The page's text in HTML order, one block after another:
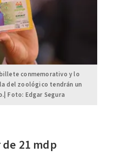
conmemorativo y lo
del zoológico tendrán un
Foto: Edgar Segura
21 mdp